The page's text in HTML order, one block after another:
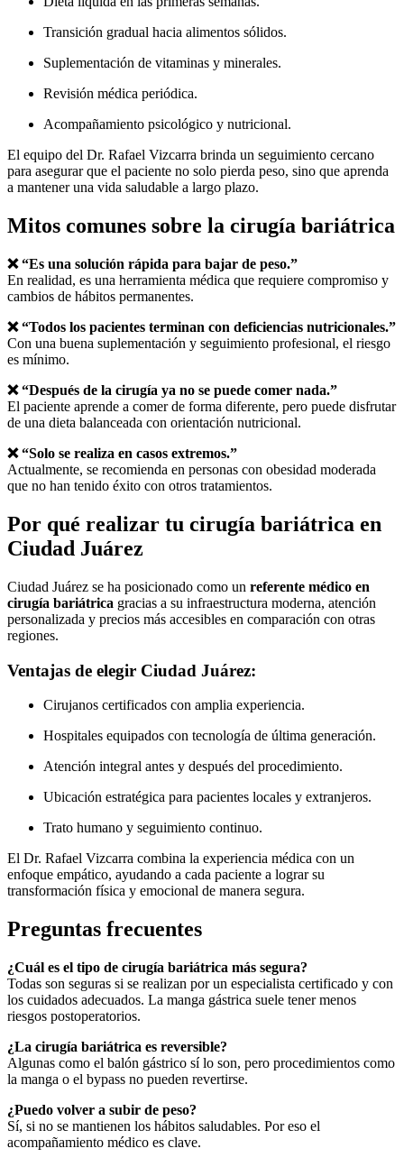
Transición gradual hacia alimentos sólidos.
Suplementación de vitaminas y minerales.
Revisión médica periódica.
Acompañamiento psicológico y nutricional.
El equipo del Dr. Rafael Vizcarra brinda un seguimiento cercano
para asegurar que el paciente no solo pierda peso, sino que aprenda
a mantener una vida saludable a largo plazo.
Mitos comunes sobre la cirugía bariátrica
❌ “Es una solución rápida para bajar de peso.”
En realidad, es una herramienta médica que requiere compromiso y
cambios de hábitos permanentes.
❌ “Todos los pacientes terminan con deficiencias nutricionales.”
Con una buena suplementación y seguimiento profesional, el riesgo
es mínimo.
❌ “Después de la cirugía ya no se puede comer nada.”
El paciente aprende a comer de forma diferente, pero puede disfrutar
de una dieta balanceada con orientación nutricional.
❌ “Solo se realiza en casos extremos.”
Actualmente, se recomienda en personas con obesidad moderada
que no han tenido éxito con otros tratamientos.
Por qué realizar tu cirugía bariátrica en
Ciudad Juárez
Ciudad Juárez se ha posicionado como un referente médico en
cirugía bariátrica gracias a su infraestructura moderna, atención
personalizada y precios más accesibles en comparación con otras
regiones.
Ventajas de elegir Ciudad Juárez:
Cirujanos certificados con amplia experiencia.
Hospitales equipados con tecnología de última generación.
Atención integral antes y después del procedimiento.
Ubicación estratégica para pacientes locales y extranjeros.
Trato humano y seguimiento continuo.
El Dr. Rafael Vizcarra combina la experiencia médica con un
enfoque empático, ayudando a cada paciente a lograr su
transformación física y emocional de manera segura.
Preguntas frecuentes
¿Cuál es el tipo de cirugía bariátrica más segura?
Todas son seguras si se realizan por un especialista certificado y con
los cuidados adecuados. La manga gástrica suele tener menos
riesgos postoperatorios.
¿La cirugía bariátrica es reversible?
Algunas como el balón gástrico sí lo son, pero procedimientos como
la manga o el bypass no pueden revertirse.
¿Puedo volver a subir de peso?
Sí, si no se mantienen los hábitos saludables. Por eso el
acompañamiento médico es clave.